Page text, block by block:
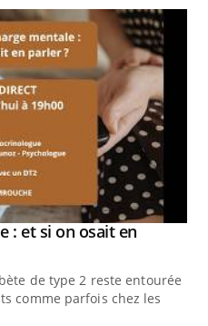
: et si on osait en
de type 2 reste entourée
comme parfois chez les
: se préparer pour
nouveau rythme de vie !
activités en plein air… Nos